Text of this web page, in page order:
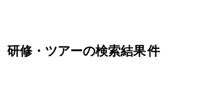
研修・ツアーに参加
研修・ツアーの検索結果件